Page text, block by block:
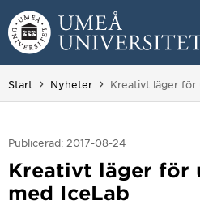
Hoppa direkt till innehållet
Huvudmenyn dold.
Start Nyheter Du är här:
Kreativt läger för
Publicerad: 2017-08-24
Kreativt läger för
med IceLab